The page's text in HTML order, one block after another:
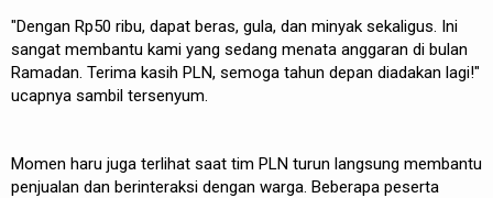
"Dengan Rp50 ribu, dapat beras, gula, dan minyak sekaligus. Ini
sangat membantu kami yang sedang menata anggaran di bulan
Ramadan. Terima kasih PLN, semoga tahun depan diadakan lagi!"
ucapnya sambil tersenyum.
Momen haru juga terlihat saat tim PLN turun langsung membantu
penjualan dan berinteraksi dengan warga. Beberapa peserta